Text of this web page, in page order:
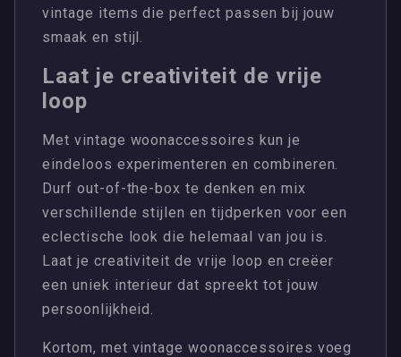
vintage items die perfect passen bij jouw
smaak en stijl.
Laat je creativiteit de vrije
loop
Met vintage woonaccessoires kun je
eindeloos experimenteren en combineren.
Durf out-of-the-box te denken en mix
verschillende stijlen en tijdperken voor een
eclectische look die helemaal van jou is.
Laat je creativiteit de vrije loop en creëer
een uniek interieur dat spreekt tot jouw
persoonlijkheid.
Kortom, met vintage woonaccessoires voeg